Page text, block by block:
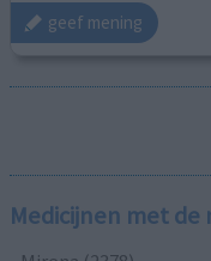
geef mening
Medicijnen met